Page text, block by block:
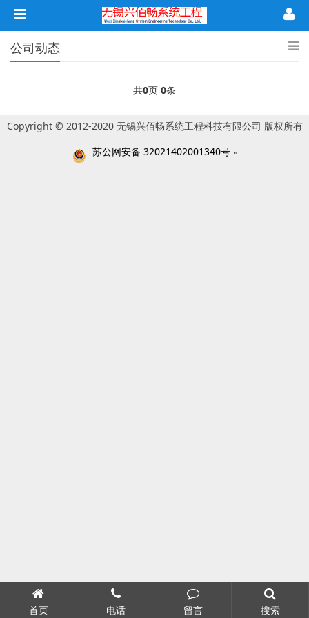
公司动态
共0页 0条
Copyright © 2012-2020 无锡兴佰畅系统工程科技有限公司 版权所有
苏公网安备 32021402001340号"
首页 电话 留言 搜索